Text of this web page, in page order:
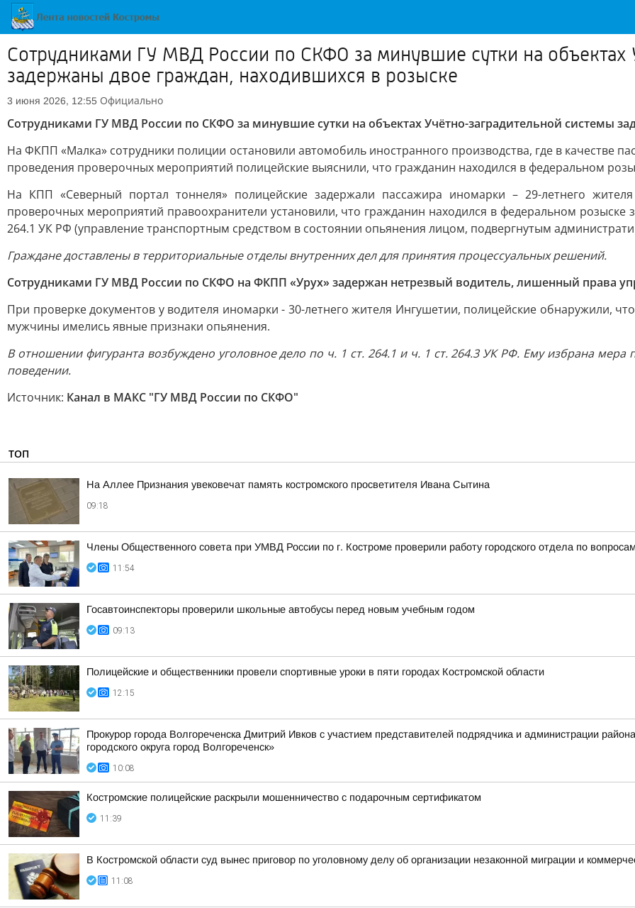
Сотрудниками ГУ МВД России по СКФО за минувшие сутки на объектах
задержаны двое граждан, находившихся в розыске
3 июня 2026, 12:55 Официально
Сотрудниками ГУ МВД России по СКФО за минувшие сутки на объектах Учётно-заградительной системы
На ФКПП «Малка» сотрудники полиции остановили автомобиль иностранного производства, где в качестве
проведения проверочных мероприятий полицейские выяснили, что гражданин находился в федеральном
На КПП «Северный портал тоннеля» полицейские задержали пассажира иномарки – 29-летнего
проверочных мероприятий правоохранители установили, что гражданин находился в федеральном розыске
264.1 УК РФ (управление транспортным средством в состоянии опьянения лицом, подвергнутым
Граждане доставлены в территориальные отделы внутренних дел для принятия процессуальных решений.
Сотрудниками ГУ МВД России по СКФО на ФКПП «Урух» задержан нетрезвый водитель, лишенный права
При проверке документов у водителя иномарки - 30-летнего жителя Ингушетии, полицейские обнаружили,
мужчины имелись явные признаки опьянения.
В отношении фигуранта возбуждено уголовное дело по ч. 1 ст. 264.1 и ч. 1 ст. 264.3 УК РФ. Ему избрана
поведении.
Источник: Канал в МАКС "ГУ МВД России по СКФО"
ТОП
На Аллее Признания увековечат память костромского просветителя Ивана Сытина
09:18
Члены Общественного совета при УМВД России по г. Костроме проверили работу городского отдела по
11:54
Госавтоинспекторы проверили школьные автобусы перед новым учебным годом
09:13
Полицейские и общественники провели спортивные уроки в пяти городах Костромской области
12:15
Прокурор города Волгореченска Дмитрий Ивков с участием представителей подрядчика и администрации
городского округа город Волгореченск»
10:08
Костромские полицейские раскрыли мошенничество с подарочным сертификатом
11:39
В Костромской области суд вынес приговор по уголовному делу об организации незаконной миграции и
11:08